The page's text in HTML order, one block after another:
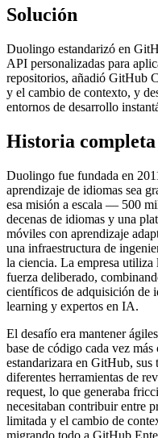
Solución
Duolingo estandarizó en
API personalizadas para
repositorios, añadió GitHub
y el cambio de contexto, y
entornos de desarrollo
Historia completa
Duolingo fue fundada en
aprendizaje de idiomas sea
esa misión a escala — 500
decenas de idiomas y una
móviles con aprendizaje
una infraestructura de
la ciencia. La empresa
fuerza deliberado,
científicos de adquisición de
learning y expertos en IA.
El desafío era mantener
base de código cada vez
estandarizara en GitHub,
diferentes herramientas de
request, lo que generaba
necesitaban contribuir entre
limitada y el cambio de
migrando todo a GitHub